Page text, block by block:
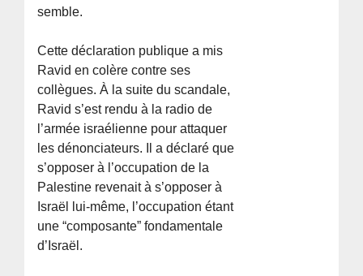
semble.
Cette déclaration publique a mis
Ravid en colère contre ses
collègues. À la suite du scandale,
Ravid s’est rendu à la radio de
l’armée israélienne pour attaquer
les dénonciateurs. Il a déclaré que
s’opposer à l’occupation de la
Palestine revenait à s’opposer à
Israël lui-même, l’occupation étant
une “composante” fondamentale
d’Israël.